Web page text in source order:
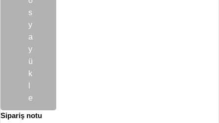
s
y
a
y
ü
k
e
Sipariş notu